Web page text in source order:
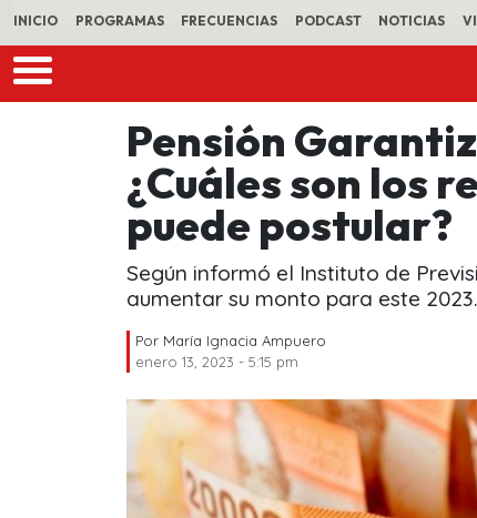
INICIO PROGRAMAS FRECUENCIAS PODCAST NOTICIAS
Pensión
¿Cuáles son los
puede postular?
Según informó el Instituto de
aumentar su monto para este 2023.
Por María Ignacia Ampuero
enero 13, 2023 - 5:15 pm